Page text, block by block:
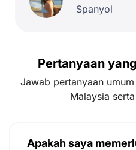
Spanyol
Pertanyaan
Jawab pertanyaan
Malaysia
Apakah saya